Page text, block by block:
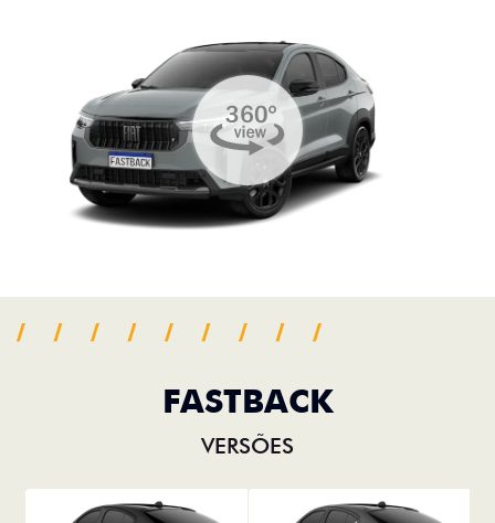
FASTBACK
VERSÕES